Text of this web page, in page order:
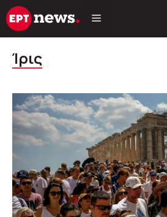
Μετάβαση
σε
Ίρις